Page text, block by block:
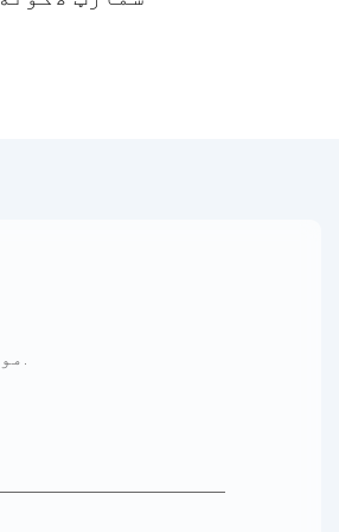
موږ پیرودونکو ته بلنه ورکوو چې له موږ سره همکاري وکړي ترڅو په ګډه ښه راتلونکي رامینځته کړي.